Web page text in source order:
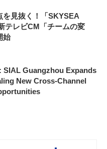
を見抜く！「SKYSEA
テレビCM「チームの変
始
SIAL Guangzhou Expands
New Cross-Channel